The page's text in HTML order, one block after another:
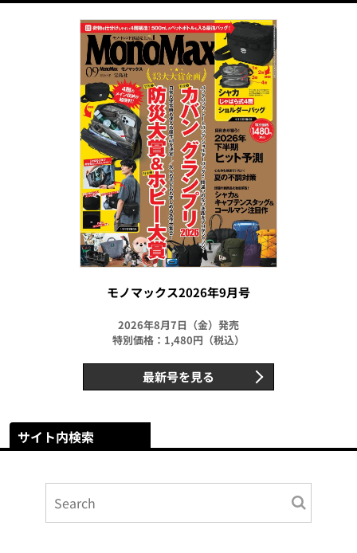
モノマックス2026年9月号
2026年8月7日（金）発売
特別価格：1,480円（税込）
最新号を見る
サイト内検索